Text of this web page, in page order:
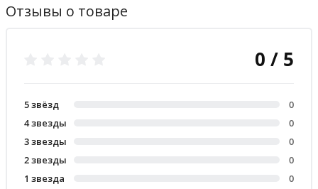
Отзывы о товаре
0 / 5
5 звёзд
0
4 звезды
0
3 звезды
0
2 звезды
0
1 звезда
0